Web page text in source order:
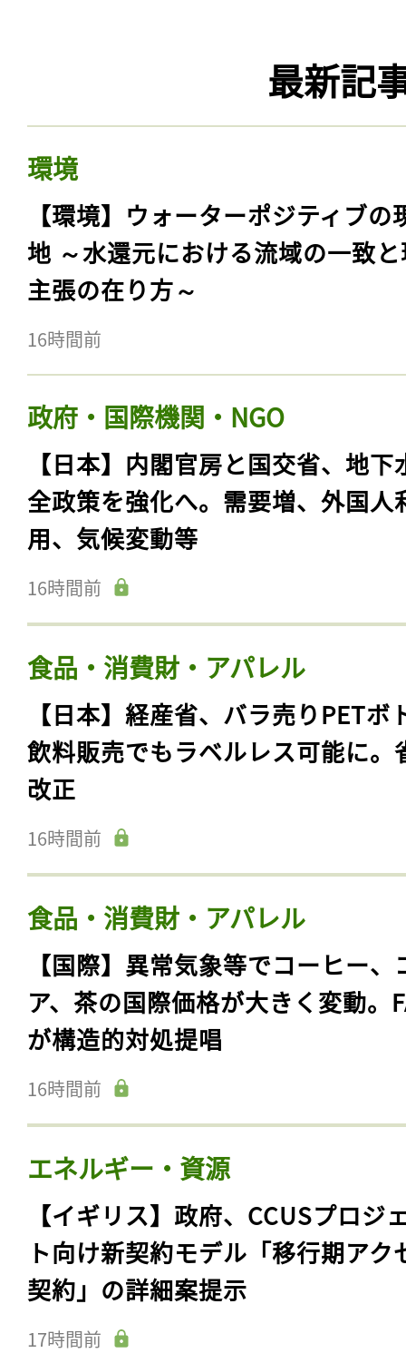
最新記
環境
【環境】ウォーターポジティブの
地 ～水還元における流域の一致
主張の在り方～
16時間前
政府・国際機関・NGO
【日本】内閣官房と国交省、地下
全政策を強化へ。需要増、外国人
用、気候変動等
16時間前
食品・消費財・アパレル
【日本】経産省、バラ売りPETボ
飲料販売でもラベルレス可能に。
改正
16時間前
食品・消費財・アパレル
【国際】異常気象等でコーヒー、
ア、茶の国際価格が大きく変動。
が構造的対処提唱
16時間前
エネルギー・資源
【イギリス】政府、CCUSプロジ
ト向け新契約モデル「移行期アク
契約」の詳細案提示
17時間前